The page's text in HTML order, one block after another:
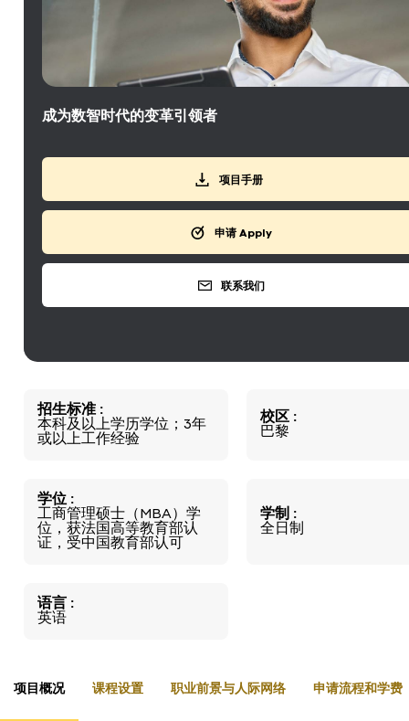
成为数智时代的变革引领者
项目手册
申请 Apply
联系我们
招生标准
本科及以上学历学位；3年
或以上工作经验
校区
巴黎
学位
工商管理硕士（MBA）学
位，获法国高等教育部认
证，受中国教育部认可
学制
全日制
语言
英语
项目概况 课程设置 职业前景与人际网络 申请流程和学费